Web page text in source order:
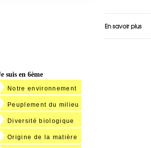
En savoir plus
suis en 6ème
Notre environnement
Peuplement du milieu
Diversité biologique
Origine de la matière